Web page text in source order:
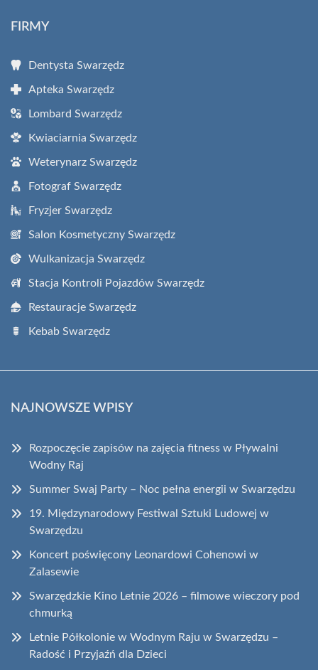
FIRMY
Dentysta Swarzędz
Apteka Swarzędz
Lombard Swarzędz
Kwiaciarnia Swarzędz
Weterynarz Swarzędz
Fotograf Swarzędz
Fryzjer Swarzędz
Salon Kosmetyczny Swarzędz
Wulkanizacja Swarzędz
Stacja Kontroli Pojazdów Swarzędz
Restauracje Swarzędz
Kebab Swarzędz
NAJNOWSZE WPISY
Rozpoczęcie zapisów na zajęcia fitness w Pływalni
Wodny Raj
Summer Swaj Party – Noc pełna energii w Swarzędzu
19. Międzynarodowy Festiwal Sztuki Ludowej w
Swarzędzu
Koncert poświęcony Leonardowi Cohenowi w
Zalasewie
Swarzędzkie Kino Letnie 2026 – filmowe wieczory pod
chmurką
Letnie Półkolonie w Wodnym Raju w Swarzędzu –
Radość i Przyjaźń dla Dzieci